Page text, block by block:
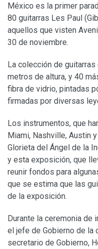
México es la primer
80 guitarras Les Paul
aquellos que visten
30 de noviembre.
La colección de
metros de altura, y 40
fibra de vidrio, pintadas
firmadas por diversas
Los instrumentos, que
Miami, Nashville, Austin
Glorieta del Ángel de la
y esta exposición, que
reunir fondos para
que se estima que las
de la exposición.
Durante la ceremonia de
el jefe de Gobierno de la
secretario de Gobierno,